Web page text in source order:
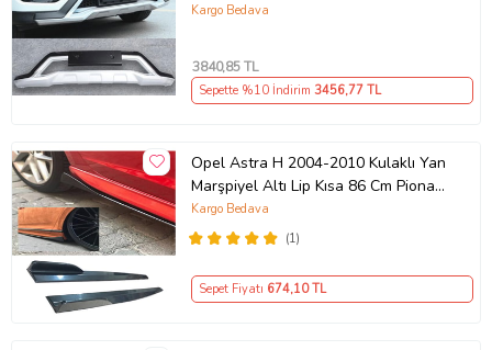
Kargo Bedava
3840,85 TL
Sepette %10 İndirim 3456,77 TL
Opel Astra H 2004-2010 Kulaklı Yan
Marşpiyel Altı Lip Kısa 86 Cm Piona
Black
(1)
Kargo Bedava
Sepet Fiyatı 674,10 TL